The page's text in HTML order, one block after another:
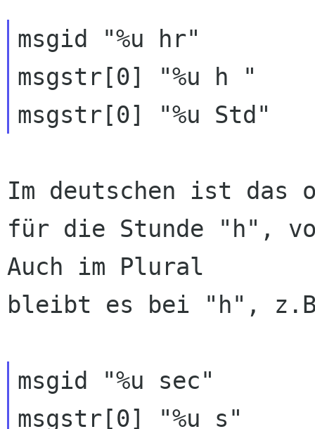
msgid "%u hr"
msgstr[0] "%u h "
Im deutschen ist
für die Stunde "h",
Auch im Plural
bleibt es bei "h",
msgid "%u sec"
msgstr[0] "%u s"